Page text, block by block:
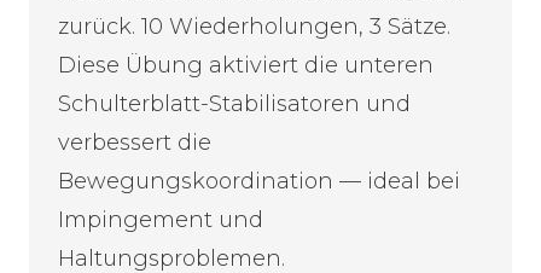
zurück. 10 Wiederholungen, 3 Sätze.
Diese Übung aktiviert die unteren
Schulterblatt-Stabilisatoren und
verbessert die
Bewegungskoordination — ideal bei
Impingement und
Haltungsproblemen.